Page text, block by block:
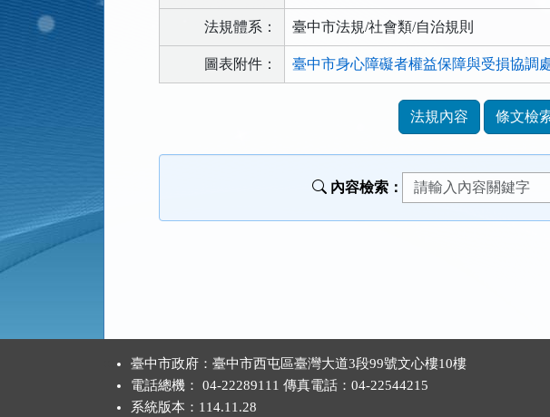
法規體系： 臺中市法規/社會類/自治規則
圖表附件： 臺中市身心障礙者權益保障與受損協調
功
鈕
法規內容 條文檢
內容檢索：
臺中市政府：臺中市西屯區臺灣大道3段99號文心樓10樓
電話總機： 04-22289111 傳真電話：04-22544215
系統版本： 114.11.28